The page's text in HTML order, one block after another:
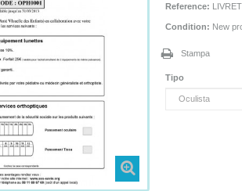
Reference: LIVRET
Condition: New
Stampa
Tipo